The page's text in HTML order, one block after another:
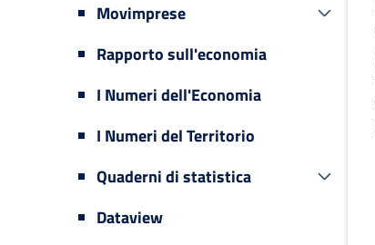
Movimprese
Rapporto sull'economia
I Numeri dell'Economia
I Numeri del Territorio
Quaderni di statistica
Dataview